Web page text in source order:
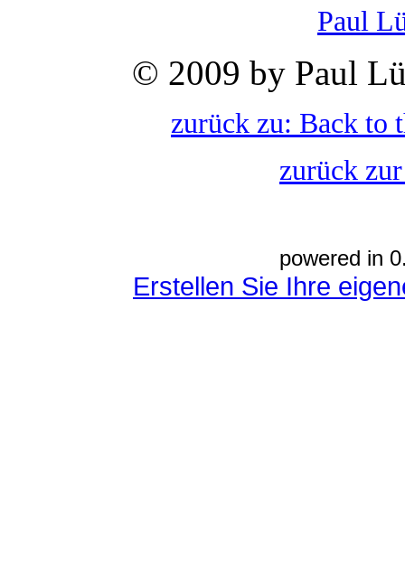
Paul
© 2009 by Paul
zurück zu: Back to
zurück
powered in
Erstellen Sie Ihre